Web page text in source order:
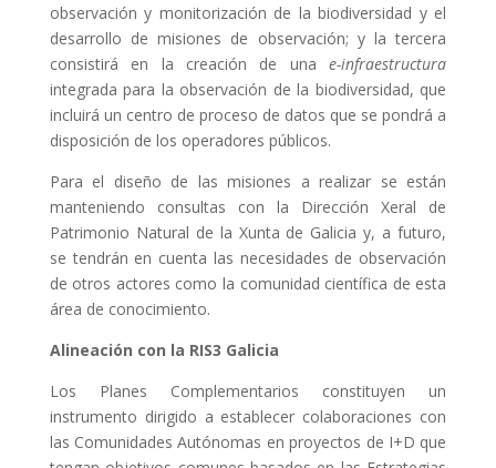
observación y monitorización de la biodiversidad y el
desarrollo de misiones de observación; y la tercera
consistirá en la creación de unae-infraestructura
integrada para la observación de la biodiversidad, que
incluirá un centro de proceso de datos que se pondrá a
disposición de los operadores públicos.
Para el diseño de las misiones a realizar se están
manteniendo consultas con la Dirección Xeral de
Patrimonio Natural de la Xunta de Galicia y, a futuro,
se tendrán en cuenta las necesidades de observación
de otros actores como la comunidad científica de esta
área de conocimiento.
Alineación con la RIS3 Galicia
Los Planes Complementarios constituyen un
instrumento dirigido a establecer colaboraciones con
las Comunidades Autónomas en proyectos de I+D que